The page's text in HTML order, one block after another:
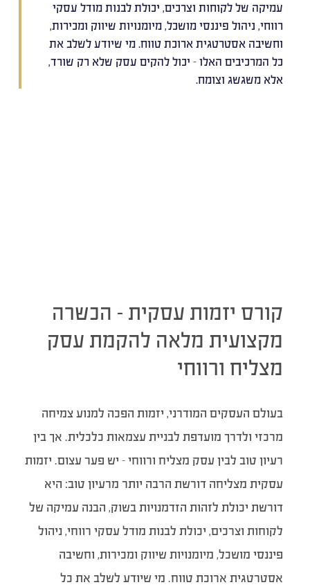
עמיקה של לקוחות וצרכים, יכולת לבנות מודל עסקי
רווחי, ניהול פיננסי מושכל, מיומנויות שיווק ומכירות,
וחשיבה אסטרטגית ארוכת טווח. מי שיודע לשלב את
כל המרכיבים האלו – יכול להקים עסק שלא רק שורד,
אלא משגשג וצומח.
קורס יזמות עסקית – הכשרה
מקצועית מלאה להקמת עסק
מצליח ורווחי
בעולם העסקים המודרני, יזמות הפכה למנוע צמיחה
מרכזי ולדרך מועדפת לבניית עצמאות כלכלית. אך בין
רעיון טוב לבין עסק מצליח ורווחי – יש פער עצום. יזמות
עסקית מצליחה דורשת הרבה יותר מרעיון טוב: היא
דורשת יכולת לזהות הזדמנויות בשוק, הבנה עמיקה של
לקוחות וצרכים, יכולת לבנות מודל עסקי רווחי, ניהול
פיננסי מושכל, מיומנויות שיווק ומכירות, וחשיבה
אסטרטגית ארוכת טווח. מי שיודע לשלב את כל